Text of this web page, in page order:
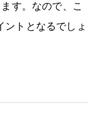
す。なので、こ
ントとなるでしょ